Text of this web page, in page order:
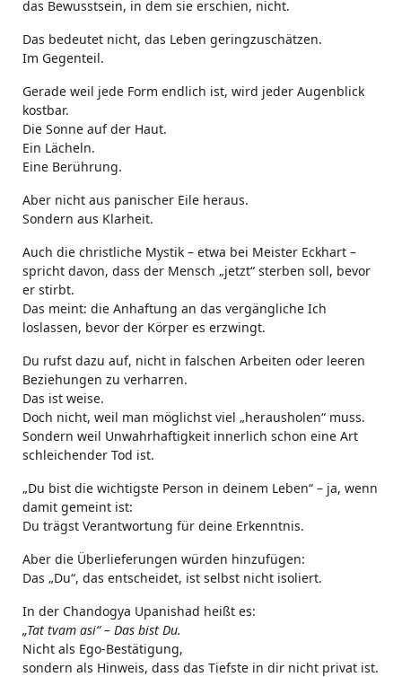
das Bewusstsein, in dem sie erschien, nicht.
Das bedeutet nicht, das Leben geringzuschätzen.
Im Gegenteil.
Gerade weil jede Form endlich ist, wird jeder Augenblick
kostbar.
Die Sonne auf der Haut.
Ein Lächeln.
Eine Berührung.
Aber nicht aus panischer Eile heraus.
Sondern aus Klarheit.
Auch die christliche Mystik – etwa bei Meister Eckhart –
spricht davon, dass der Mensch „jetzt“ sterben soll, bevor
er stirbt.
Das meint: die Anhaftung an das vergängliche Ich
loslassen, bevor der Körper es erzwingt.
Du rufst dazu auf, nicht in falschen Arbeiten oder leeren
Beziehungen zu verharren.
Das ist weise.
Doch nicht, weil man möglichst viel „herausholen“ muss.
Sondern weil Unwahrhaftigkeit innerlich schon eine Art
schleichender Tod ist.
„Du bist die wichtigste Person in deinem Leben“ – ja, wenn
damit gemeint ist:
Du trägst Verantwortung für deine Erkenntnis.
Aber die Überlieferungen würden hinzufügen:
Das „Du“, das entscheidet, ist selbst nicht isoliert.
In der Chandogya Upanishad heißt es:
„Tat tvam asi“ – Das bist Du.
Nicht als Ego-Bestätigung,
sondern als Hinweis, dass das Tiefste in dir nicht privat ist.